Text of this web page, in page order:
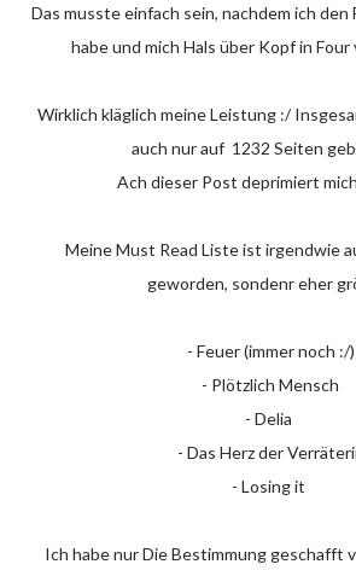
Das musste einfach sein, nachdem ich den
habe und mich Hals über Kopf in
Wirklich kläglich meine Leistung :/ Insgesamt habe ich es dann
auch nur auf 1232 Seiten
Ach dieser Post deprimiert
Meine Must Read Liste ist irgendwie auch nicht kleiner
geworden, sondenr eher
- Feuer (immer noch :/)
- Plötzlich Mensch
- Delia
- Das Herz der
- Losing it
Ich habe nur Die Bestimmung geschafft von dem was ich mir